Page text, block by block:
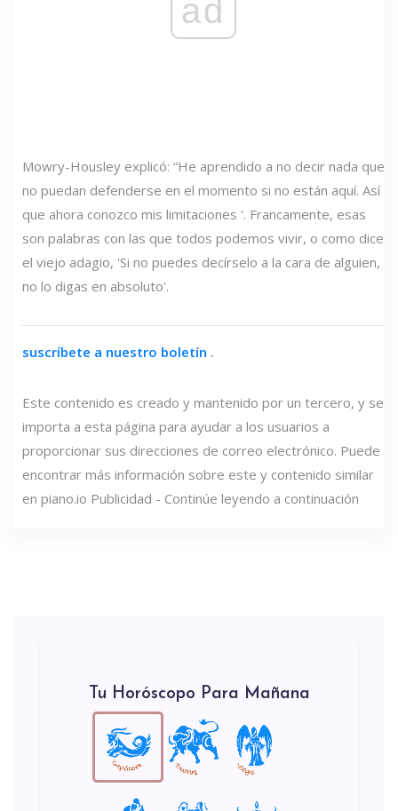
ad
Mowry-Housley explicó: “He aprendido a no decir nada que
no puedan defenderse en el momento si no están aquí. Así
que ahora conozco mis limitaciones '. Francamente, esas
son palabras con las que todos podemos vivir, o como dice
el viejo adagio, 'Si no puedes decírselo a la cara de alguien,
no lo digas en absoluto'.
suscríbete a nuestro boletín .
Este contenido es creado y mantenido por un tercero, y se
importa a esta página para ayudar a los usuarios a
proporcionar sus direcciones de correo electrónico. Puede
encontrar más información sobre este y contenido similar
en piano.io Publicidad - Continúe leyendo a continuación
Tu Horóscopo Para Mañana